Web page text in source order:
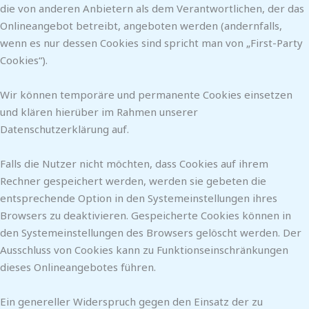
die von anderen Anbietern als dem Verantwortlichen, der das
Onlineangebot betreibt, angeboten werden (andernfalls,
wenn es nur dessen Cookies sind spricht man von „First-Party
Cookies“).
Wir können temporäre und permanente Cookies einsetzen
und klären hierüber im Rahmen unserer
Datenschutzerklärung auf.
Falls die Nutzer nicht möchten, dass Cookies auf ihrem
Rechner gespeichert werden, werden sie gebeten die
entsprechende Option in den Systemeinstellungen ihres
Browsers zu deaktivieren. Gespeicherte Cookies können in
den Systemeinstellungen des Browsers gelöscht werden. Der
Ausschluss von Cookies kann zu Funktionseinschränkungen
dieses Onlineangebotes führen.
Ein genereller Widerspruch gegen den Einsatz der zu